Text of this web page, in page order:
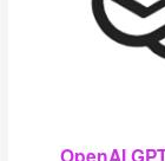
OpenAI